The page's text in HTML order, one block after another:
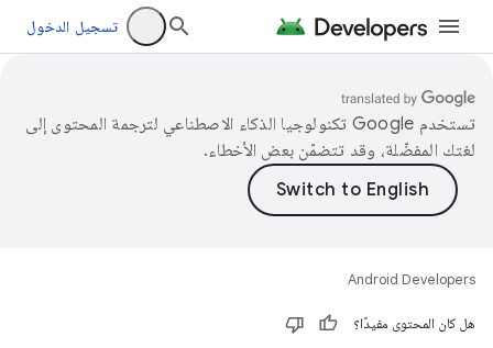
تسجيل الدخول
تستخدم Google تكنولوجيا الذكاء الاصطناعي لترجمة المحتوى إلى
لغتك المفضّلة، وقد تتضمّن بعض الأخطاء.
Android Developers
هل كان المحتوى مفيدًا؟